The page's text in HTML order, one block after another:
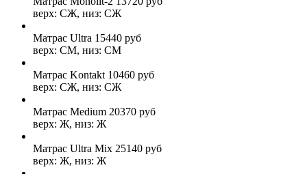
верх: СЖ, низ: СЖ
Матрас Ultra 15440 руб
верх: СМ, низ: СМ
Матрас Kontakt 10460 руб
верх: СЖ, низ: СЖ
Матрас Medium 20370 руб
верх: Ж, низ: Ж
Матрас Ultra Mix 25140 руб
верх: Ж, низ: Ж